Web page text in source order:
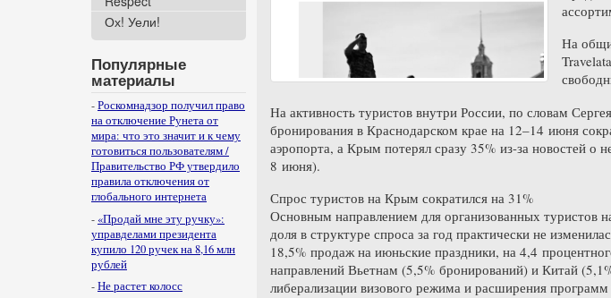
Ох! Уели!
Популярные
материалы
-Роскомнадзор получил право
на отключение Рунета от
мира: что это значит и к чему
готовиться пользователям /
Правительство РФ утвердило
правила отключения от
глобального интернета
- «Продай мне эту ручку»:
управделами президента
купило 120 ручек на 8,16 млн
рублей
-Не растет колосс
На
На активность туристов внутри России, по словам
бронирования в Краснодарском крае на 12–14 июня
аэропорта, а Крым потерял сразу 35% из-за новостей
8 июня).
Спрос туристов на Крым сократился на 31%
Основным направлением для организованных туристов
доля в структуре спроса за год практически не
18,5% продаж на июньские праздники, на 4,4
направлений Вьетнам (5,5% бронирований) и Китай
либерализации визового режима и расширения